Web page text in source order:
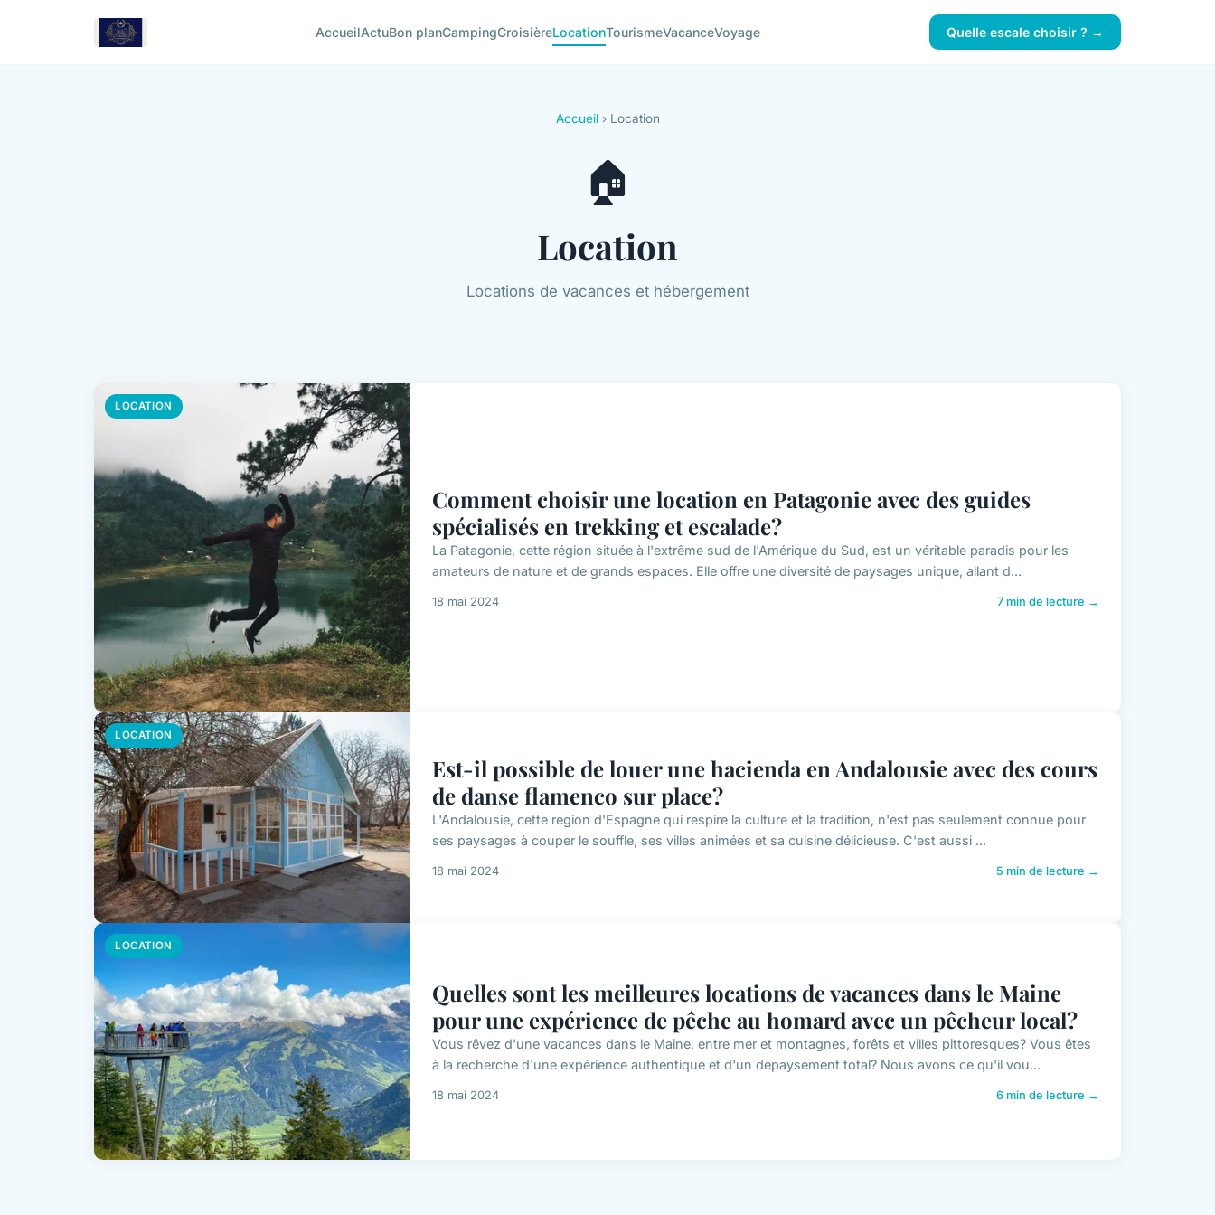
AccueilActuBon planCampingCroisièreLocationTourismeVacanceVoyage Quelle escale choisir ? →
Accueil› Location
🏠
Location
Locations de vacances et hébergement
LOCATION
Comment choisir une location en Patagonie avec des guides
spécialisés en trekking et escalade?
La Patagonie, cette région située à l'extrême sud de l'Amérique du Sud, est un véritable paradis pour les
amateurs de nature et de grands espaces. Elle offre une diversité de paysages unique, allant d...
18 mai 2024 7 min de lecture →
LOCATION
Est-il possible de louer une hacienda en Andalousie avec des cours
de danse flamenco sur place?
L'Andalousie, cette région d'Espagne qui respire la culture et la tradition, n'est pas seulement connue pour
ses paysages à couper le souffle, ses villes animées et sa cuisine délicieuse. C'est aussi ...
18 mai 2024 5 min de lecture →
LOCATION
Quelles sont les meilleures locations de vacances dans le Maine
pour une expérience de pêche au homard avec un pêcheur local?
Vous rêvez d'une vacances dans le Maine, entre mer et montagnes, forêts et villes pittoresques? Vous êtes
à la recherche d'une expérience authentique et d'un dépaysement total? Nous avons ce qu'il vou...
18 mai 2024 6 min de lecture →